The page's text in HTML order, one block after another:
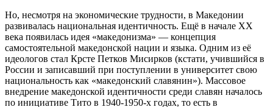
Но, несмотря на экономические трудности, в Македонии
развивалась национальная идентичность. Ещё в начале XX
века появилась идея «македонизма» — концепция
самостоятельной македонской нации и языка. Одним из её
идеологов стал Крсте Петков Мисирков (кстати, учившийся в
России и записавший при поступлении в университет свою
национальность как «македонский славянин»). Массовое
внедрение македонской идентичности среди славян началось
по инициативе Тито в 1940-1950-х годах, то есть в